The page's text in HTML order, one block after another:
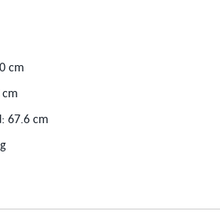
cm
67.6 cm